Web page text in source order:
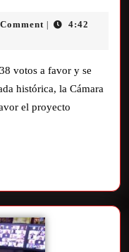
4:42
votos a favor y se
histórica, la Cámara
el proyecto